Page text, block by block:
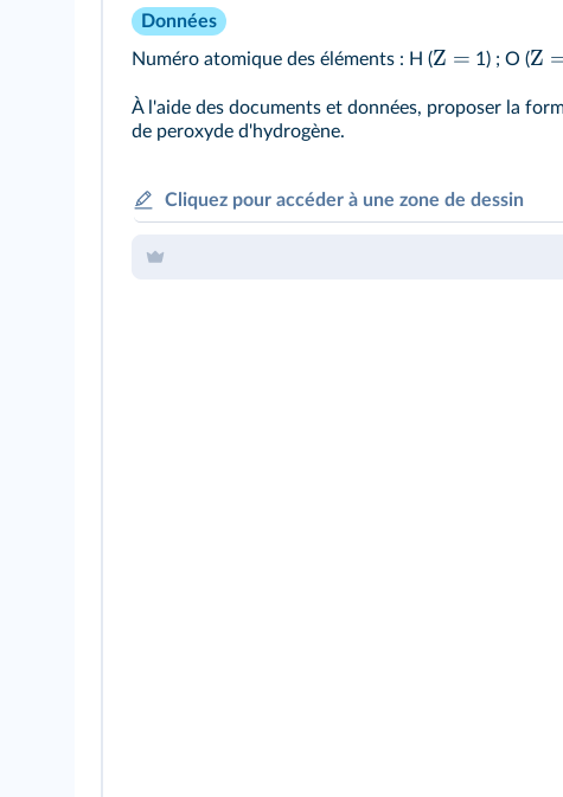
Données
Numéro atomique des éléments : H (Z = 1) ; O (Z
À l'aide des documents et données, proposer la
de peroxyde d'hydrogène.
Cliquez pour accéder à une zone de dessin